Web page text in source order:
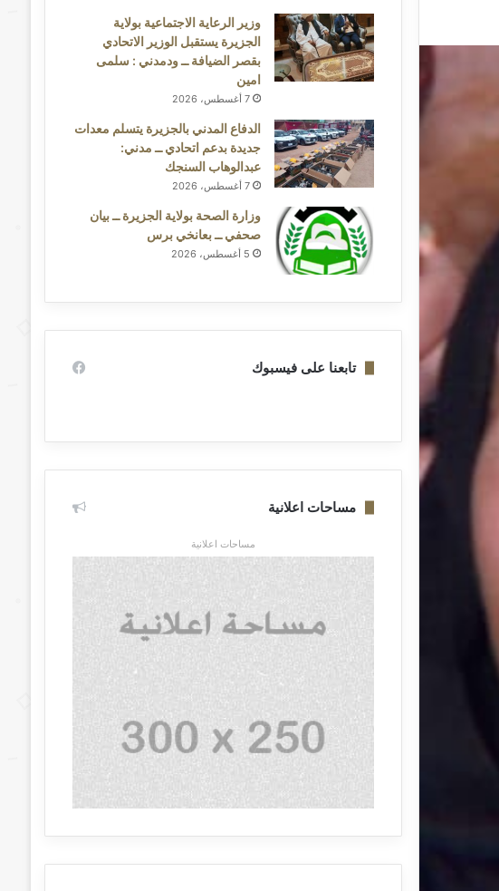
وزير الرعاية الاجتماعية بولاية
الجزيرة يستقبل الوزير الاتحادي
بقصر الضيافة ــ ودمدني : سلمى
امين
7 أغسطس، 2026
الدفاع المدني بالجزيرة يتسلم معدات
جديدة بدعم اتحادي ــ مدني:
عبدالوهاب السنجك
7 أغسطس، 2026
وزارة الصحة بولاية الجزيرة ــ بيان
صحفي ــ بعانخي برس
5 أغسطس، 2026
تابعنا على فيسبوك
مساحات اعلانية
مساحات اعلانية